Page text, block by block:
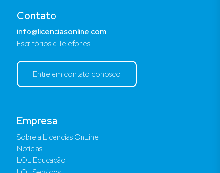
Empresa
Sobre a Licencias OnLine
Notícias
LOL Educação
Contato
info@licenciasonline.com
Escritórios e Telefones
Entre em contato conosco